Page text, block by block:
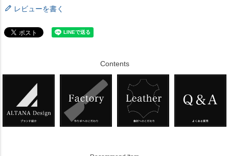
レビューを書く
Contents